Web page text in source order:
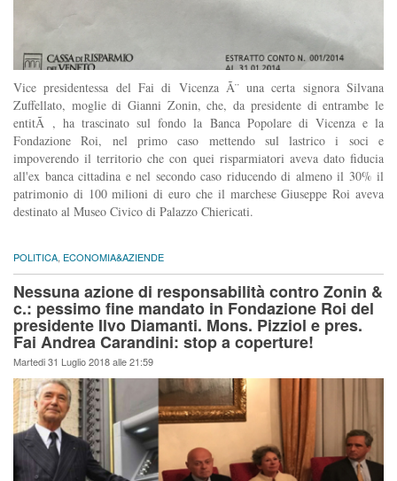
Vice presidentessa del Fai di Vicenza Ã¨ una certa signora Silvana
Zuffellato, moglie di Gianni Zonin, che, da presidente di entrambe le
entitÃ , ha trascinato sul fondo la Banca Popolare di Vicenza e la
Fondazione Roi, nel primo caso mettendo sul lastrico i soci e
impoverendo il territorio che con quei risparmiatori aveva dato fiducia
all'ex banca cittadina e nel secondo caso riducendo di almeno il 30% il
patrimonio di 100 milioni di euro che il marchese Giuseppe Roi aveva
destinato al Museo Civico di Palazzo Chiericati.
POLITICA ECONOMIA&AZIENDE
Nessuna azione di responsabilità contro Zonin &
c.: pessimo fine mandato in Fondazione Roi del
presidente Ilvo Diamanti. Mons. Pizziol e pres.
Fai Andrea Carandini: stop a coperture!
Martedi 31 Luglio 2018 alle 21:59